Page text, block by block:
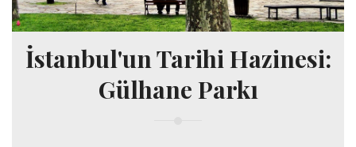
İstanbul'un Tarihi Hazinesi:
Gülhane Parkı